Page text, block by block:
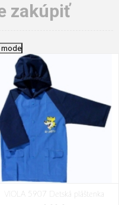
zakúpiť
VIOLA 5907 Detská pláštenka